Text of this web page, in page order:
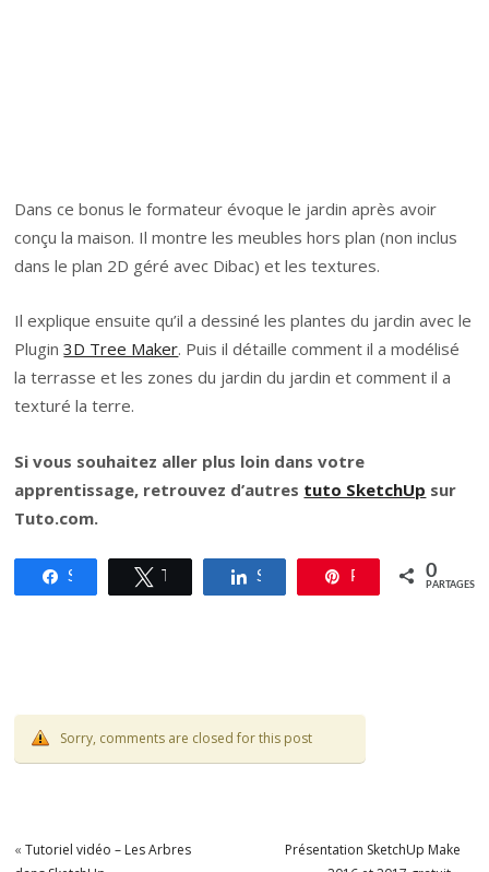
Dans ce bonus le formateur évoque le jardin après avoir
conçu la maison. Il montre les meubles hors plan (non inclus
dans le plan 2D géré avec Dibac) et les textures.
Il explique ensuite qu’il a dessiné les plantes du jardin avec le
Plugin3D Tree Maker. Puis il détaille comment il a modélisé
la terrasse et les zones du jardin du jardin et comment il a
texturé la terre.
Si vous souhaitez aller plus loin dans votre
apprentissage, retrouvez d’autres tuto SketchUp sur
Tuto.com.
Share Share Pin 0
PARTAGES
Sorry, comments are closed for this post
«Tutoriel vidéo – Les Arbres
Présentation SketchUp Make